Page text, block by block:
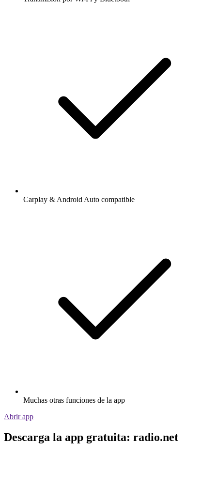
Carplay & Android Auto compatible
Muchas otras funciones de la app
Abrir app
Descarga la app gratuita: radio.net